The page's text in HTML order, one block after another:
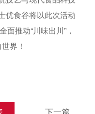
优食谷将以此次活动
推动“川味出川”，
界！